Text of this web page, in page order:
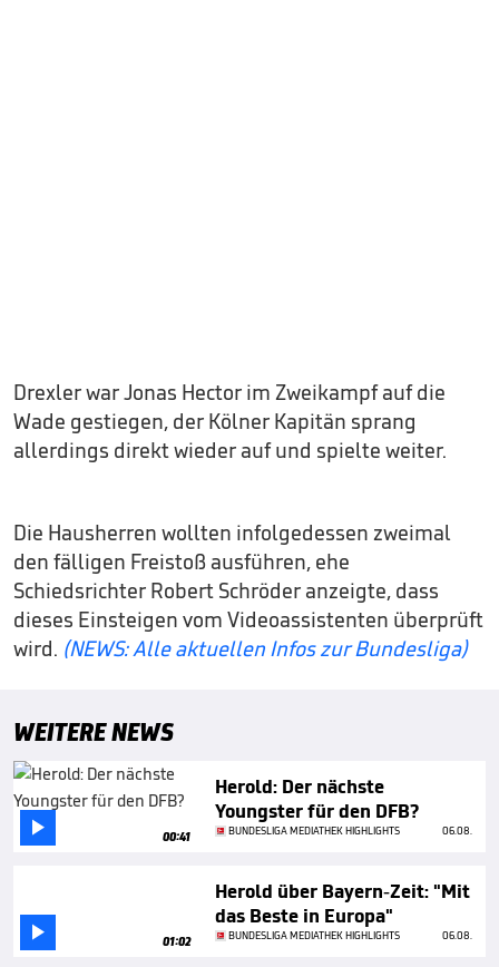
Drexler war Jonas Hector im Zweikampf auf die
Wade gestiegen, der Kölner Kapitän sprang
allerdings direkt wieder auf und spielte weiter.
Die Hausherren wollten infolgedessen zweimal
den fälligen Freistoß ausführen, ehe
Schiedsrichter Robert Schröder anzeigte, dass
dieses Einsteigen vom Videoassistenten überprüft
wird. (NEWS: Alle aktuellen Infos zur Bundesliga)
WEITERE NEWS
 00:41
Herold: Der nächste
Youngster für den DFB?
BUNDESLIGA MEDIATHEK HIGHLIGHTS 06.08.
 01:02
Herold über Bayern-Zeit: "Mit
das Beste in Europa"
BUNDESLIGA MEDIATHEK HIGHLIGHTS 06.08.